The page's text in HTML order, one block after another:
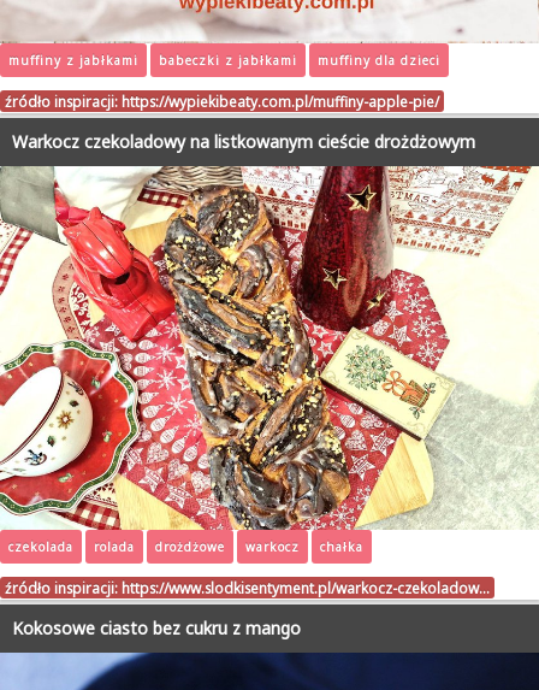
muffiny z jabłkami babeczki z jabłkami muffiny dla dzieci
źródło inspiracji: https://wypiekibeaty.com.pl/muffiny-apple-pie/
Warkocz czekoladowy na listkowanym cieście drożdżowym
czekolada rolada drożdżowe warkocz chałka
źródło inspiracji: https://www.slodkisentyment.pl/warkocz-czekoladow…
Kokosowe ciasto bez cukru z mango